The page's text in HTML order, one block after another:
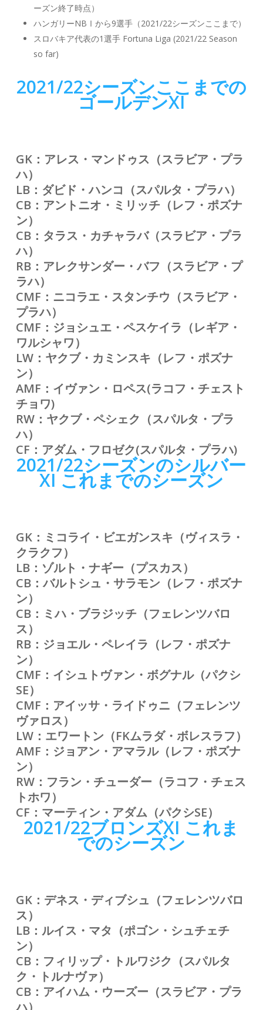
ーズン終了時点）
ハンガリーNBⅠから9選手（2021/22シーズンここまで）
スロバキア代表の1選手 Fortuna Liga (2021/22 Season
so far)
2021/22シーズンここまでの
ゴールデンXI
GK：アレス・マンドゥス（スラビア・プラ
ハ）
LB：ダビド・ハンコ（スパルタ・プラハ）
CB：アントニオ・ミリッチ（レフ・ポズナ
ン）
CB：タラス・カチャラバ（スラビア・プラ
ハ）
RB：アレクサンダー・バフ（スラビア・プ
ラハ）
CMF：ニコラエ・スタンチウ（スラビア・
プラハ）
CMF：ジョシュエ・ペスケイラ（レギア・
ワルシャワ）
LW：ヤクブ・カミンスキ（レフ・ポズナ
ン）
AMF：イヴァン・ロペス(ラコフ・チェスト
チョワ)
RW：ヤクブ・ペシェク（スパルタ・プラ
ハ）
CF：アダム・フロゼク(スパルタ・プラハ)
2021/22シーズンのシルバー
XIこれまでのシーズン
GK：ミコライ・ビエガンスキ（ヴィスラ・
クラクフ）
LB：ゾルト・ナギー（プスカス）
CB：バルトシュ・サラモン（レフ・ポズナ
ン）
CB：ミハ・ブラジッチ（フェレンツバロ
ス）
RB：ジョエル・ペレイラ （レフ・ポズナ
ン）
CMF：イシュトヴァン・ボグナル（パクシ
SE）
CMF：アイッサ・ライドゥニ（フェレンツ
ヴァロス）
LW：エワートン（FKムラダ・ボレスラフ）
AMF：ジョアン・アマラル（レフ・ポズナ
ン）
RW：フラン・チューダー（ラコフ・チェス
トホワ）
CF：マーティン・アダム（パクシSE）
2021/22ブロンズXI これま
でのシーズン
GK：デネス・ディブシュ（フェレンツバロ
ス）
LB：ルイス・マタ（ポゴン・シュチェチ
ン）
CB：フィリップ・トルワジク（スパルタ
ク・トルナヴァ）
CB：アイハム・ウーズー（スラビア・プラ
ハ）